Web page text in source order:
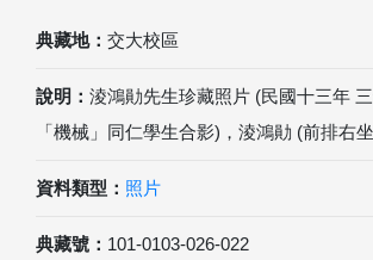
典藏地： 交大校區
說明： 淩鴻勛先生珍藏照片 (民國十三年
「機械」同仁學生合影)，淩鴻勛 (前排右坐
資料類型： 照片
典藏號： 101-0103-026-022